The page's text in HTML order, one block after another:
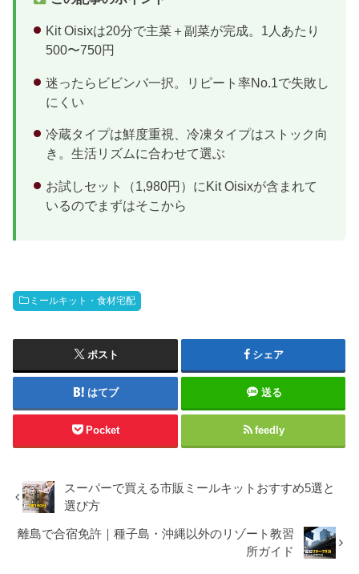
Kit Oisixは20分で主菜＋副菜が完成。1人あたり
500〜750円
迷ったらビビンバ一択。リピート率No.1で失敗し
にくい
冷蔵タイプは鮮度重視、冷凍タイプはストック向
き。生活リズムに合わせて選ぶ
お試しセット（1,980円）にKit Oisixが含まれて
いるのでまずはそこから
ミールキット・食材宅配
ポスト シェア
はてブ 送る
Pocket feedly
スーパーで買える市販ミールキットおすすめ5選と
選び方
離島で合宿免許｜種子島・沖縄以外のリゾート教習
所ガイド